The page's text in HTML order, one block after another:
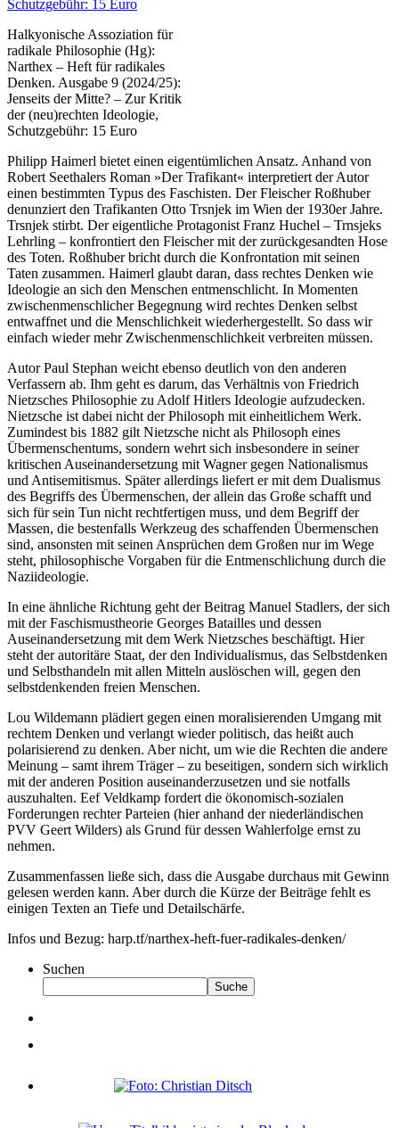
Halkyonische Assoziation für
radikale Philosophie (Hg):
Narthex – Heft für radikales
Denken. Ausgabe 9 (2024/25):
Jenseits der Mitte? – Zur Kritik
der (neu)rechten Ideologie,
Schutzgebühr: 15 Euro
Philipp Haimerl bietet einen eigentümlichen Ansatz. Anhand von
Robert Seethalers Roman »Der Trafikant« interpretiert der Autor
einen bestimmten Typus des Faschisten. Der Fleischer Roßhuber
denunziert den Trafikanten Otto Trsnjek im Wien der 1930er Jahre.
Trsnjek stirbt. Der eigentliche Protagonist Franz Huchel – Trnsjeks
Lehrling – konfrontiert den Fleischer mit der zurückgesandten Hose
des Toten. Roßhuber bricht durch die Konfrontation mit seinen
Taten zusammen. Haimerl glaubt daran, dass rechtes Denken wie
Ideologie an sich den Menschen entmenschlicht. In Momenten
zwischenmenschlicher Begegnung wird rechtes Denken selbst
entwaffnet und die Menschlichkeit wiederhergestellt. So dass wir
einfach wieder mehr Zwischenmenschlichkeit verbreiten müssen.
Autor Paul Stephan weicht ebenso deutlich von den anderen
Verfassern ab. Ihm geht es darum, das Verhältnis von Friedrich
Nietzsches Philosophie zu Adolf Hitlers Ideologie aufzudecken.
Nietzsche ist dabei nicht der Philosoph mit einheitlichem Werk.
Zumindest bis 1882 gilt Nietzsche nicht als Philosoph eines
Übermenschentums, sondern wehrt sich insbesondere in seiner
kritischen Auseinandersetzung mit Wagner gegen Nationalismus
und Antisemitismus. Später allerdings liefert er mit dem Dualismus
des Begriffs des Übermenschen, der allein das Große schafft und
sich für sein Tun nicht rechtfertigen muss, und dem Begriff der
Massen, die bestenfalls Werkzeug des schaffenden Übermenschen
sind, ansonsten mit seinen Ansprüchen dem Großen nur im Wege
steht, philosophische Vorgaben für die Entmenschlichung durch die
Naziideologie.
In eine ähnliche Richtung geht der Beitrag Manuel Stadlers, der sich
mit der Faschismustheorie Georges Batailles und dessen
Auseinandersetzung mit dem Werk Nietzsches beschäftigt. Hier
steht der autoritäre Staat, der den Individualismus, das Selbstdenken
und Selbsthandeln mit allen Mitteln auslöschen will, gegen den
selbstdenkenden freien Menschen.
Lou Wildemann plädiert gegen einen moralisierenden Umgang mit
rechtem Denken und verlangt wieder politisch, das heißt auch
polarisierend zu denken. Aber nicht, um wie die Rechten die andere
Meinung – samt ihrem Träger – zu beseitigen, sondern sich wirklich
mit der anderen Position auseinanderzusetzen und sie notfalls
auszuhalten. Eef Veldkamp fordert die ökonomisch-sozialen
Forderungen rechter Parteien (hier anhand der niederländischen
PVV Geert Wilders) als Grund für dessen Wahlerfolge ernst zu
nehmen.
Zusammenfassen ließe sich, dass die Ausgabe durchaus mit Gewinn
gelesen werden kann. Aber durch die Kürze der Beiträge fehlt es
einigen Texten an Tiefe und Detailschärfe.
Infos und Bezug: harp.tf/narthex-heft-fuer-radikales-denken/
Suchen
Suche